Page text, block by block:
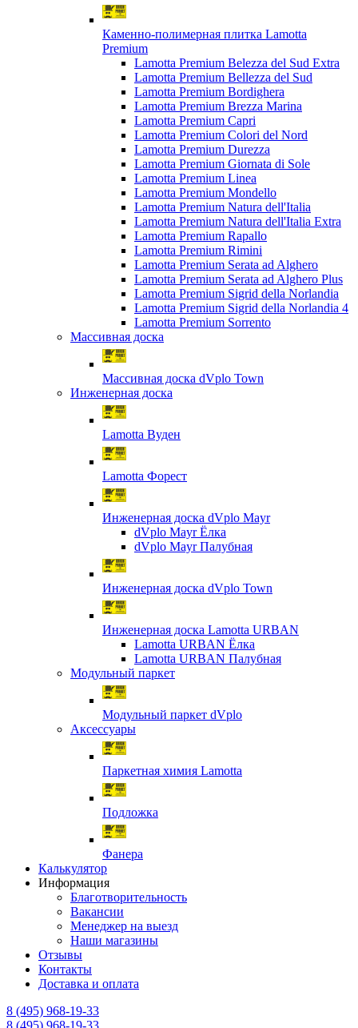
Каменно-полимерная плитка Lamotta
Premium
Lamotta Premium Belezza del Sud Extra
Lamotta Premium Bellezza del Sud
Lamotta Premium Bordighera
Lamotta Premium Brezza Marina
Lamotta Premium Capri
Lamotta Premium Colori del Nord
Lamotta Premium Durezza
Lamotta Premium Giornata di Sole
Lamotta Premium Linea
Lamotta Premium Mondello
Lamotta Premium Natura dell'Italia
Lamotta Premium Natura dell'Italia Extra
Lamotta Premium Rapallo
Lamotta Premium Rimini
Lamotta Premium Serata ad Alghero
Lamotta Premium Serata ad Alghero Plus
Lamotta Premium Sigrid della Norlandia
Lamotta Premium Sigrid della Norlandia 4
Lamotta Premium Sorrento
Массивная доска
Массивная доска dVplo Town
Инженерная доска
Lamotta Вуден
Lamotta Форест
Инженерная доска dVplo Mayr
dVplo Mayr Ёлка
dVplo Mayr Палубная
Инженерная доска dVplo Town
Инженерная доска Lamotta URBAN
Lamotta URBAN Ёлка
Lamotta URBAN Палубная
Модульный паркет
Модульный паркет dVplo
Аксессуары
Паркетная химия Lamotta
Подложка
Фанера
Калькулятор
Информация
Благотворительность
Вакансии
Менеджер на выезд
Наши магазины
Отзывы
Контакты
Доставка и оплата
8 (495) 968-19-33
8 (495) 968-19-33